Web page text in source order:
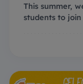
This summer,
students to